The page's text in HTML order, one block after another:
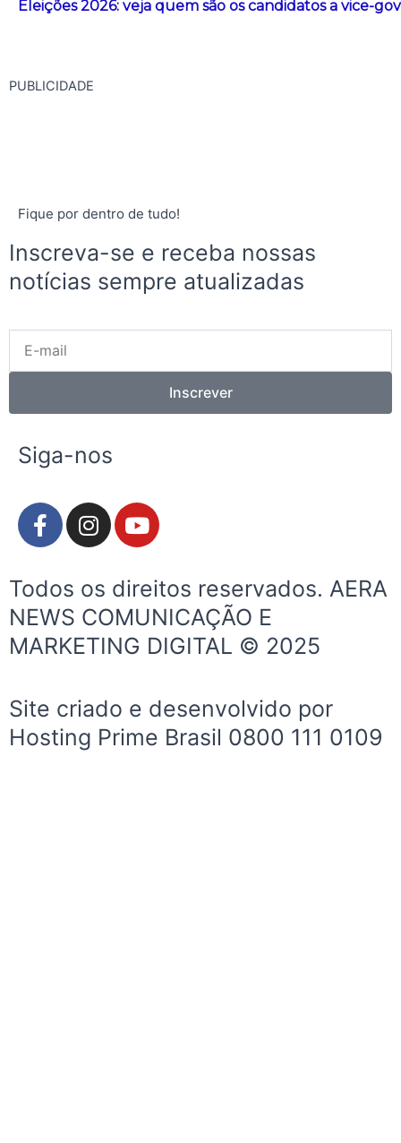
Eleições 2026: veja quem são os candidatos a vice-
PUBLICIDADE
Fique por dentro de tudo!
Inscreva-se e receba nossas
notícias sempre atualizadas
mail
Inscrever
Siga-nos
F
a
e
b
o
o
f
I
n
t
a
g
r
Y
o
t
u
b
e
Todos os direitos reservados. AERA
NEWS COMUNICAÇÃO E
MARKETING DIGITAL © 2025
Site criado e desenvolvido por
Hosting Prime Brasil 0800 111 0109